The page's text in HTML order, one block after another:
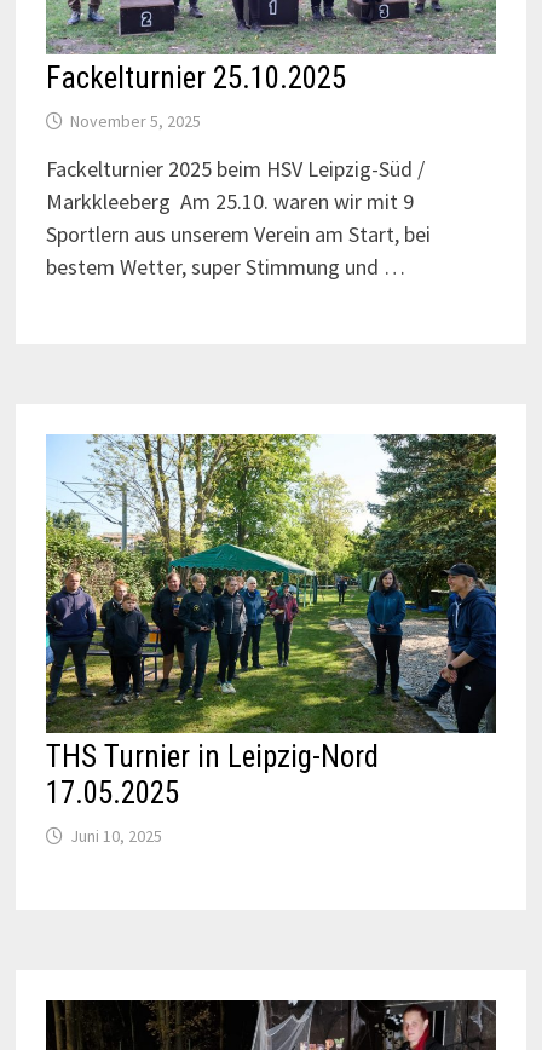
Fackelturnier 25.10.2025
November 5, 2025
Fackelturnier 2025 beim HSV Leipzig-Süd /
Markkleeberg Am 25.10. waren wir mit 9
Sportlern aus unserem Verein am Start, bei
bestem Wetter, super Stimmung und …
THS Turnier in Leipzig-Nord
17.05.2025
Juni 10, 2025